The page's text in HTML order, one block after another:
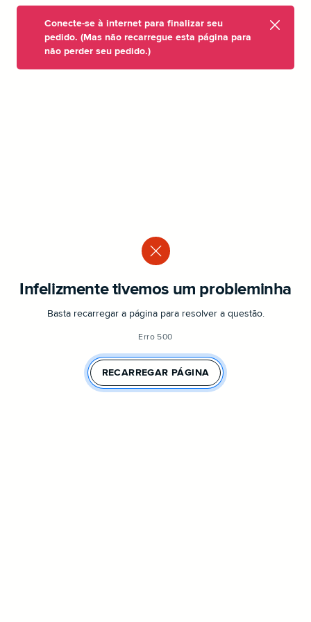
Conecte-se à internet para finalizar seu
pedido. (Mas não recarregue esta página para
não perder seu pedido.)
Infelizmente tivemos um probleminha
Basta recarregar a página para resolver a questão.
Erro 500
RECARREGAR PÁGINA